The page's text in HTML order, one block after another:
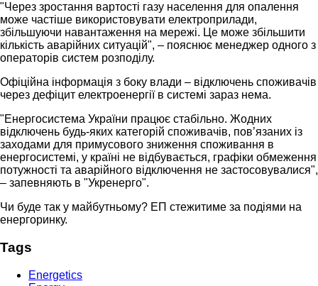
"Через зростання вартості газу населення для опалення
може частіше використовувати електроприлади,
збільшуючи навантаження на мережі. Це може збільшити
кількість аварійних ситуацій", – пояснює менеджер одного з
операторів систем розподілу.
Офіційна інформація з боку влади – відключень споживачів
через дефіцит електроенергії в системі зараз нема.
"Енергосистема України працює стабільно. Жодних
відключень будь-яких категорій споживачів, пов’язаних із
заходами для примусового зниження споживання в
енергосистемі, у країні не відбувається, графіки обмеження
потужності та аварійного відключення не застосовувалися",
– запевняють в "Укренерго".
Чи буде так у майбутньому? ЕП стежитиме за подіями на
енергоринку.
Tags
Energetics